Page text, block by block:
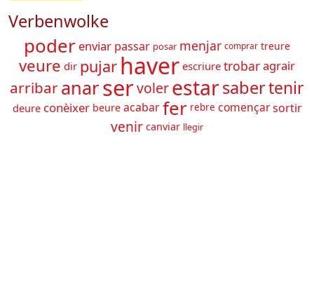
Verbenwolke
poder enviar passar posar menjar comprar treure
veure dir pujar haver escriure trobaragrair
arribaranarservolerestarsabertenir
deure conèixer beure acabar fer rebre començar sortir
venir canviar llegir